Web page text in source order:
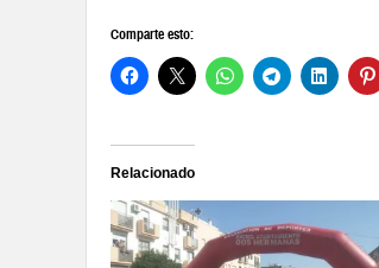
Comparte esto:
Relacionado